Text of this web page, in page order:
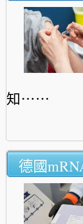
知⋯⋯
德國